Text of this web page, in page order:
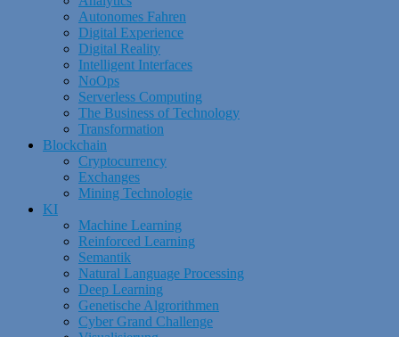
Autonomes Fahren
Digital Experience
Digital Reality
Intelligent Interfaces
NoOps
Serverless Computing
The Business of Technology
Transformation
Blockchain
Cryptocurrency
Exchanges
Mining Technologie
KI
Machine Learning
Reinforced Learning
Semantik
Natural Language Processing
Deep Learning
Genetische Algrorithmen
Cyber Grand Challenge